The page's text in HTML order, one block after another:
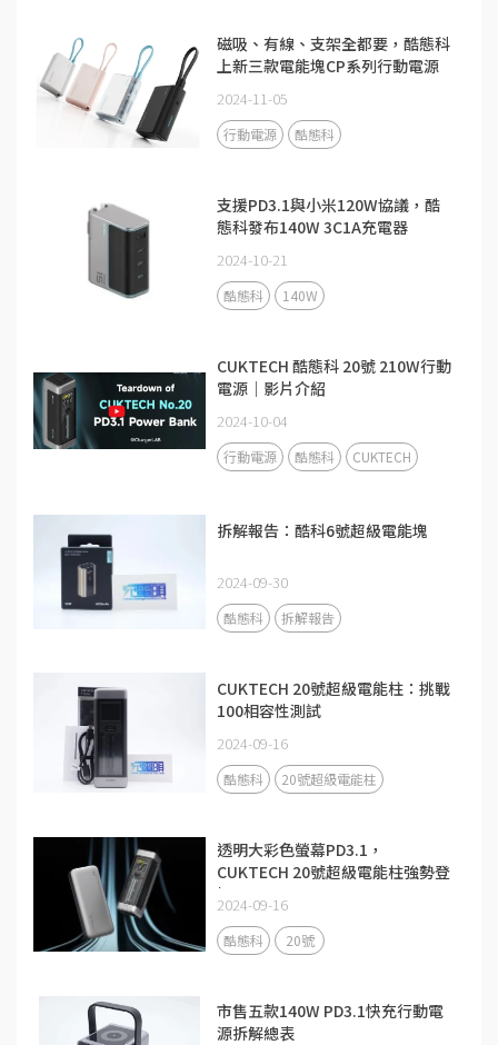
磁吸、有線、支架全都要，酷態科
上新三款電能塊CP系列行動電源
2024-11-05
行動電源 酷態科
支援PD3.1與小米120W協議，酷
態科發布140W 3C1A充電器
2024-10-21
酷態科 140W
CUKTECH 酷態科 20號 210W行動
電源｜影片介紹
2024-10-04
行動電源 酷態科 CUKTECH
拆解報告：酷科6號超級電能塊
2024-09-30
酷態科 拆解報告
CUKTECH 20號超級電能柱：挑戰
100相容性測試
2024-09-16
酷態科 20號超級電能柱
透明大彩色螢幕PD3.1，
CUKTECH 20號超級電能柱強勢登
場
2024-09-16
酷態科 20號
市售五款140W PD3.1快充行動電
源拆解總表